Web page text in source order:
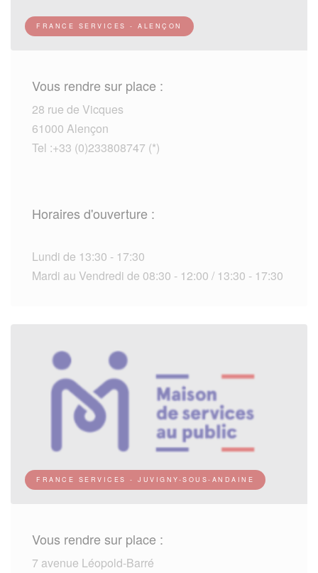
FRANCE SERVICES - ALENÇON
Vous rendre sur place :
28 rue de Vicques
61000 Alençon
Tel :+33 (0)233808747 (*)
Horaires d'ouverture :
Lundi de 13:30 - 17:30
Mardi au Vendredi de 08:30 - 12:00 / 13:30 - 17:30
FRANCE SERVICES - JUVIGNY-SOUS-ANDAINE
Vous rendre sur place :
7 avenue Léopold-Barré